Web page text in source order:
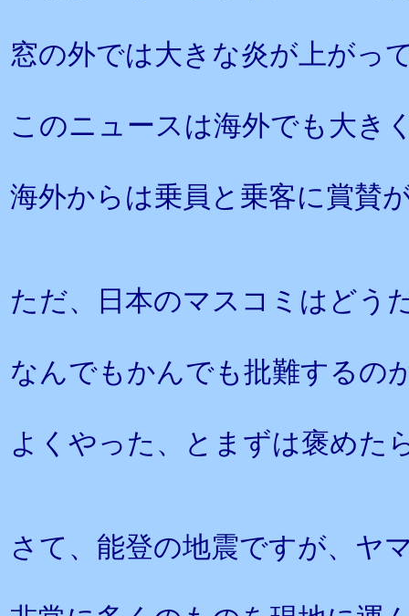
窓の外では大きな炎が上がっ
このニュースは海外でも大き
海外からは乗員と乗客に賞賛
ただ、日本のマスコミはどう
なんでもかんでも批難するの
よくやった、とまずは褒めた
さて、能登の地震ですが、ヤ